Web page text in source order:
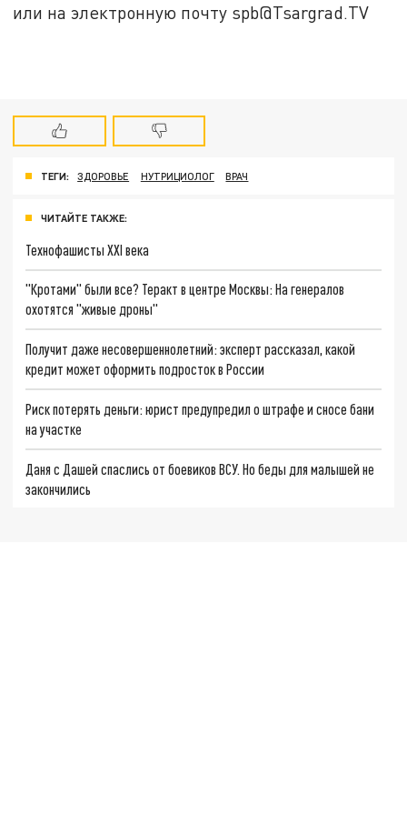
или на электронную почту spb@Tsargrad.TV
ТЕГИ: ЗДОРОВЬЕ НУТРИЦИОЛОГ ВРАЧ
ЧИТАЙТЕ ТАКЖЕ:
Технофашисты XXI века
"Кротами" были все? Теракт в центре Москвы: На генералов
охотятся "живые дроны"
Получит даже несовершеннолетний: эксперт рассказал, какой
кредит может оформить подросток в России
Риск потерять деньги: юрист предупредил о штрафе и сносе бани
на участке
Даня с Дашей спаслись от боевиков ВСУ. Но беды для малышей не
закончились